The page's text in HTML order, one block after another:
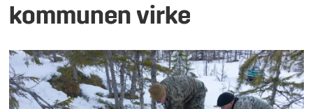
kommunen virke